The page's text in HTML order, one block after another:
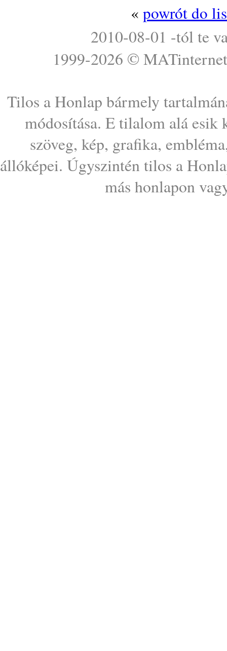
« powrót do
2010-08-01 -tól te
1999-2026 © MATinternet
Tilos a Honlap bármely
módosítása. E tilalom alá esik
szöveg, kép, grafika,
állóképei. Úgyszintén tilos a
más honlapon